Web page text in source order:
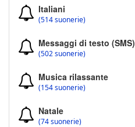
Italiani
(514 suonerie)
Messaggi di testo (SMS)
(502 suonerie)
Musica rilassante
(154 suonerie)
Natale
(74 suonerie)